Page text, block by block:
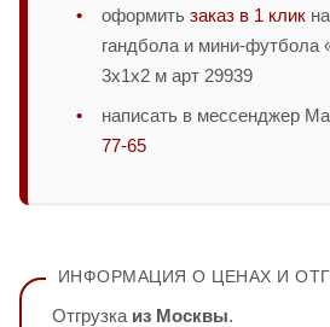
оформить заказ в 1 клик
гандбола и мини-
3х1х2 м арт 29939
написать в мессенджер
77-65
ИНФОРМАЦИЯ О ЦЕНАХ И
Отгрузка из Москвы.